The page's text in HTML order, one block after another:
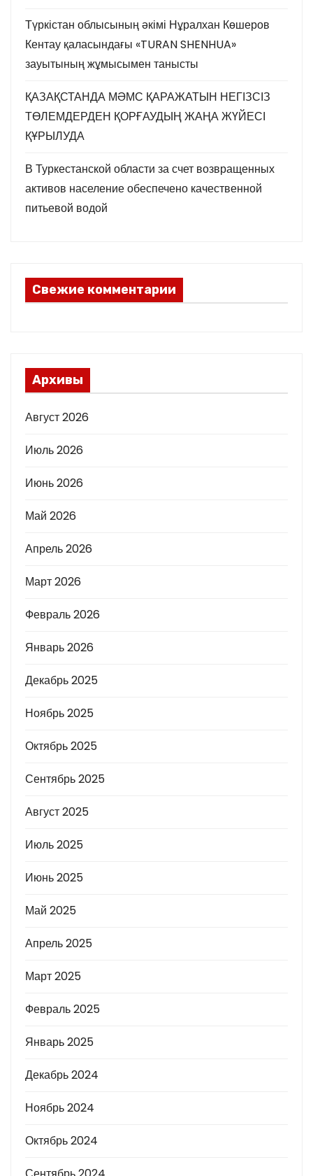
Түркістан облысының әкімі Нұралхан Көшеров
Кентау қаласындағы «TURAN SHENHUA»
зауытының жұмысымен танысты
ҚАЗАҚСТАНДА МӘМС ҚАРАЖАТЫН НЕГІЗСІЗ
ТӨЛЕМДЕРДЕН ҚОРҒАУДЫҢ ЖАҢА ЖҮЙЕСІ
ҚҰРЫЛУДА
В Туркестанской области за счет возвращенных
активов население обеспечено качественной
питьевой водой
Свежие комментарии
Архивы
Август 2026
Июль 2026
Июнь 2026
Май 2026
Апрель 2026
Март 2026
Февраль 2026
Январь 2026
Декабрь 2025
Ноябрь 2025
Октябрь 2025
Сентябрь 2025
Август 2025
Июль 2025
Июнь 2025
Май 2025
Апрель 2025
Март 2025
Февраль 2025
Январь 2025
Декабрь 2024
Ноябрь 2024
Октябрь 2024